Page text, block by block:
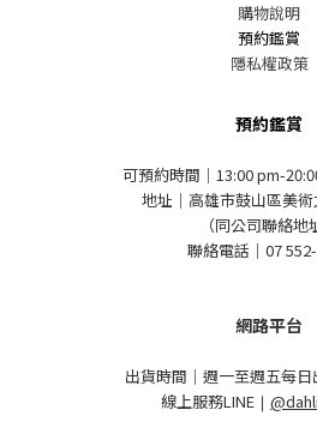
購物說明
預約鑑賞
隱私權政策
預約鑑賞
可預約時間｜13:00 pm-
地址｜高雄市鼓山區美
（同公司聯絡地
聯絡電話｜07
網路平台
出貨時間｜週一至週五每
線上服務LINE ｜